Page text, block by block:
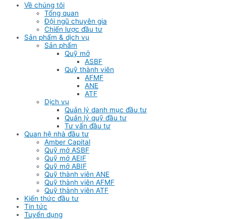
Về chúng tôi
Tổng quan
Đội ngũ chuyên gia
Chiến lược đầu tư
Sản phẩm & dịch vụ
Sản phẩm
Quỹ mở
ASBF
Quỹ thành viên
AFMF
ANE
ATF
Dịch vụ
Quản lý danh mục đầu tư
Quản lý quỹ đầu tư
Tư vấn đầu tư
Quan hệ nhà đầu tư
Amber Capital
Quỹ mở ASBF
Quỹ mở AEIF
Quỹ mở ABIF
Quỹ thành viên ANE
Quỹ thành viên AFMF
Quỹ thành viên ATF
Kiến thức đầu tư
Tin tức
Tuyển dụng